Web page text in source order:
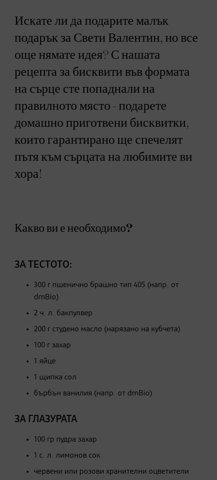
Искате ли да подарите малък
подарък за Свети Валентин, но все
още нямате идея? С нашата
рецепта за бисквити във формата
на сърце сте попаднали на
правилното място - подарете
домашно приготвени бисквитки,
които гарантирано ще спечелят
пътя към сърцата на любимите ви
хора!
Какво ви е необходимо?
ЗА ТЕСТОТО:
300 г пшенично брашно тип 405 (напр. от
dmBio)
2 ч. л. бакпулвер
200 г студено масло (нарязано на кубчета)
100 г захар
1 яйце
1 щипка сол
бърбън ванилия (напр. от dmBio)
ЗА ГЛАЗУРАТА
100 гр пудра захар
1 с. л. лимонов сок
червени или розови хранителни оцветители